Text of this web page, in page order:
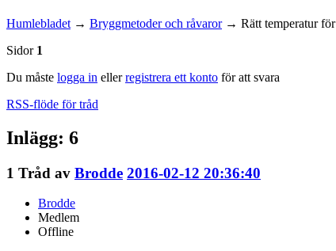
Humlebladet → Bryggmetoder och råvaror → Rätt temperatur
Sidor 1
Du måste logga in ellerregistrera ett konto för att svara
RSS-flöde för tråd
Inlägg: 6
1 Tråd av Brodde 2016-02-12 20:36:40
Brodde
Medlem
Offline